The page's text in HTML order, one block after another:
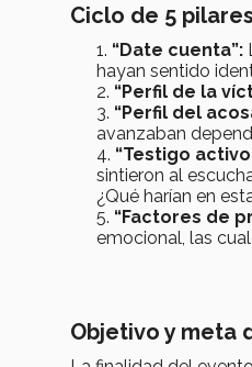
Ciclo de 5 pilares
“Date cuenta”:
hayan sentido
“Perfil de la
“Perfil del
avanzaban
“Testigo
sintieron al
¿Qué harían en
“Factores de
emocional, las
Objetivo y meta